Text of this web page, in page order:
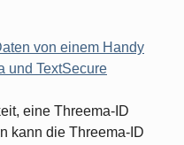
von einem Handy
und TextSecure
eine Threema-ID
kann die Threema-ID